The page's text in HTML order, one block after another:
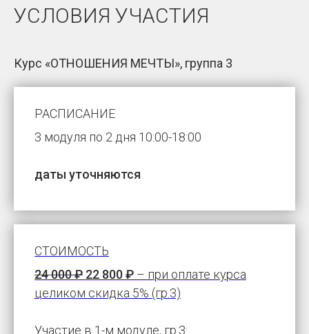
УСЛОВИЯ УЧАСТИЯ
Курс «ОТНОШЕНИЯ МЕЧТЫ», группа 3
РАСПИСАНИЕ
3 модуля по 2 дня 10:00-18:00
даты уточняются
СТОИМОСТЬ
24 000 ₽ 22 800 ₽ – при оплате курса
целиком скидка 5% (гр.3)
Участие в 1-м модуле, гр.3: